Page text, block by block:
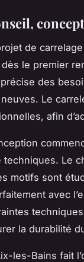
de
le premier
des
Le
afin
Le
motifs sont
avec
la durabilité
les-Bains fait